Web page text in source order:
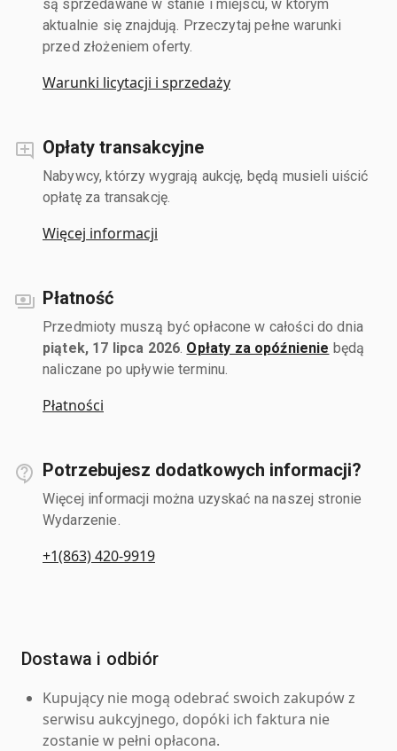
są sprzedawane w stanie i miejscu, w którym
aktualnie się znajdują. Przeczytaj pełne warunki
przed złożeniem oferty.
Warunki licytacji i sprzedaży
Opłaty transakcyjne
Nabywcy, którzy wygrają aukcję, będą musieli uiścić
opłatę za transakcję.
Więcej informacji
Płatność
Przedmioty muszą być opłacone w całości do dnia
piątek, 17 lipca 2026 Opłaty za opóźnienie będą
naliczane po upływie terminu.
Płatności
Potrzebujesz dodatkowych informacji?
Więcej informacji można uzyskać na naszej stronie
Wydarzenie.
+1(863) 420-9919
Dostawa i odbiór
Kupujący nie mogą odebrać swoich zakupów z
serwisu aukcyjnego, dopóki ich faktura nie
zostanie w pełni opłacona.